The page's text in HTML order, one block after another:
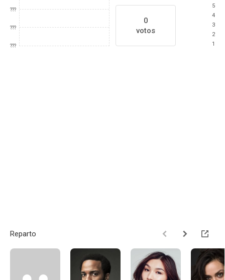
???
???
???
0
votos
5
4
3
2
1
Reparto